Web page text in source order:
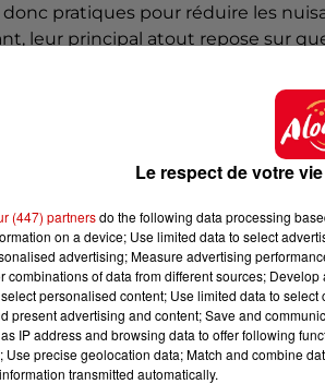
donc pratiques pour réduire les
leur principal atout repose sur
décarbonés grâce "
voler entre 30 minutes et 50
Le respect de votre
(447) partnersdo the following data processing
on a device; Use limited data to select
advertising; Measure advertising
combinations of data from different sources;
personalised content; Use limited data to
present advertising and content; Save and
IP address and browsing data to offer following
Use precise geolocation data; Match and combine
transmitted automatically.